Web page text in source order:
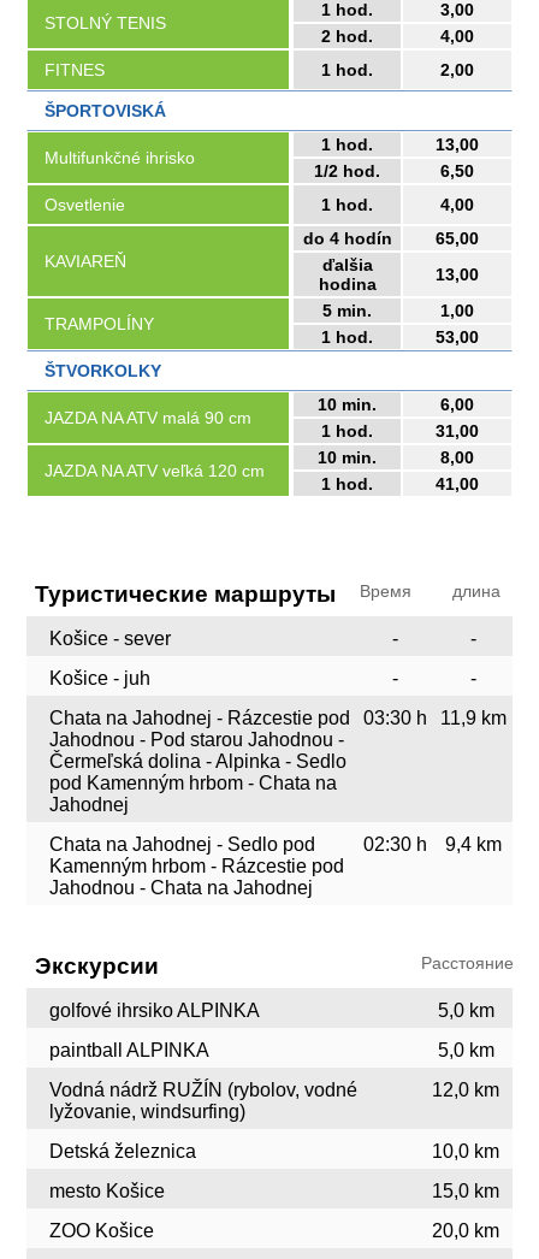
STOLNÝ TENIS
1 hod.
3,00
2 hod.
4,00
FITNES
1 hod. 2,00
ŠPORTOVISKÁ
Multifunkčné ihrisko
1 hod.
13,00
1/2 hod.
6,50
Osvetlenie
1 hod. 4,00
KAVIAREŇ
do 4 hodín
65,00
ďalšia
hodina
13,00
TRAMPOLÍNY
5 min.
1,00
1 hod.
53,00
ŠTVORKOLKY
JAZDA NA ATV malá 90 cm
10 min.
6,00
1 hod.
31,00
JAZDA NA ATV veľká 120 cm
10 min.
8,00
1 hod.
41,00
Туристические маршруты Время длина
Košice - sever -
-
Košice - juh
-
-
Chata na Jahodnej - Rázcestie pod
Jahodnou - Pod starou Jahodnou -
Čermeľská dolina - Alpinka - Sedlo
pod Kamenným hrbom - Chata na
Jahodnej
03:30 h 11,9 km
Chata na Jahodnej - Sedlo pod
Kamenným hrbom - Rázcestie pod
Jahodnou - Chata na Jahodnej
02:30 h 9,4 km
Экскурсии Расстояние
golfové ihrsiko ALPINKA
5,0 km
paintball ALPINKA
5,0 km
Vodná nádrž RUŽÍN (rybolov, vodné
lyžovanie, windsurfing)
12,0 km
Detská železnica
10,0 km
mesto Košice
15,0 km
ZOO Košice
20,0 km